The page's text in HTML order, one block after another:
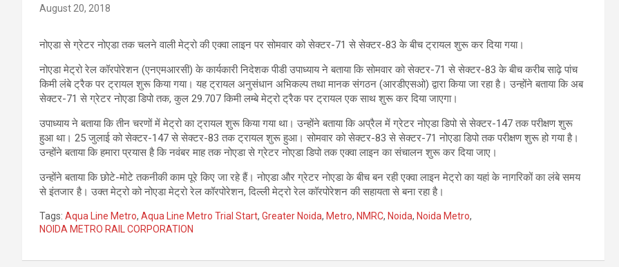
August 20, 2018
नोएडा से ग्रेटर नोएडा तक चलने वाली मेट्रो की एक्वा लाइन पर सोमवार को सेक्टर-71 से सेक्टर-83 के बीच ट्रायल शुरू कर दिया गया।
नोएडा मेट्रो रेल कॉरपोरेशन (एनएमआरसी) के कार्यकारी निदेशक पीडी उपाध्याय ने बताया कि सोमवार को सेक्टर-71 से सेक्टर-83 के बीच करीब साढ़े पांच
किमी लंबे ट्रैक पर ट्रायल शुरू किया गया। यह ट्रायल अनुसंधान अभिकल्प तथा मानक संगठन (आरडीएसओ) द्वारा किया जा रहा है। उन्होंने बताया कि अब
सेक्टर-71 से ग्रेटर नोएडा डिपो तक, कुल 29.707 किमी लम्बे मेट्रो ट्रैक पर ट्रायल एक साथ शुरू कर दिया जाएगा।
उपाध्याय ने बताया कि तीन चरणों में मेट्रो का ट्रायल शुरू किया गया था। उन्होंने बताया कि अप्रैल में ग्रेटर नोएडा डिपो से सेक्टर-147 तक परीक्षण शुरू
हुआ था। 25 जुलाई को सेक्टर-147 से सेक्टर-83 तक ट्रायल शुरू हुआ। सोमवार को सेक्टर-83 से सेक्टर-71 नोएडा डिपो तक परीक्षण शुरू हो गया है।
उन्होंने बताया कि हमारा प्रयास है कि नवंबर माह तक नोएडा से ग्रेटर नोएडा डिपो तक एक्वा लाइन का संचालन शुरू कर दिया जाए।
उन्होंने बताया कि छोटे-मोटे तकनीकी काम पूरे किए जा रहे हैं। नोएडा और ग्रेटर नोएडा के बीच बन रही एक्वा लाइन मेट्रो का यहां के नागरिकों का लंबे समय
से इंतजार है। उक्त मेट्रो को नोएडा मेट्रो रेल कॉरपोरेशन, दिल्ली मेट्रो रेल कॉरपोरेशन की सहायता से बना रहा है।
Tags: Aqua Line Metro, Aqua Line Metro Trial Start, Greater Noida, Metro, NMRC, Noida, Noida Metro,
NOIDA METRO RAIL CORPORATION